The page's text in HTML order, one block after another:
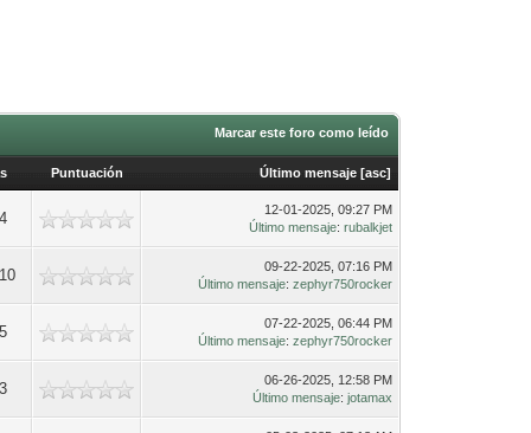
Marcar este foro como leído
Puntuación Último mensaje [asc]
12-01-2025, 09:27 PM
Último mensaje:rubalkjet
09-22-2025, 07:16 PM
Último mensaje:zephyr750rocker
07-22-2025, 06:44 PM
Último mensaje:zephyr750rocker
06-26-2025, 12:58 PM
Último mensaje:jotamax